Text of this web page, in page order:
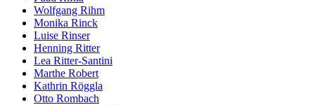
Wolfgang Rihm
Monika Rinck
Luise Rinser
Henning Ritter
Lea Ritter-Santini
Marthe Robert
Kathrin Röggla
Otto Rombach